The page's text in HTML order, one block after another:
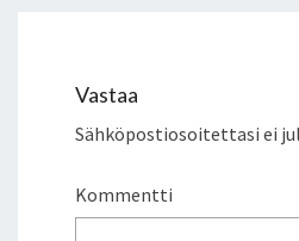
Vastaa
Sähköpostiosoitettasi ei
Kommentti